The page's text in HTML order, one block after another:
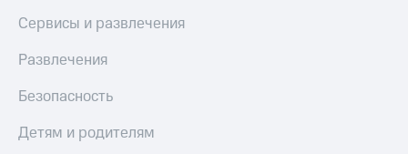
Сервисы и развлечения
Развлечения
Безопасность
Детям и родителям